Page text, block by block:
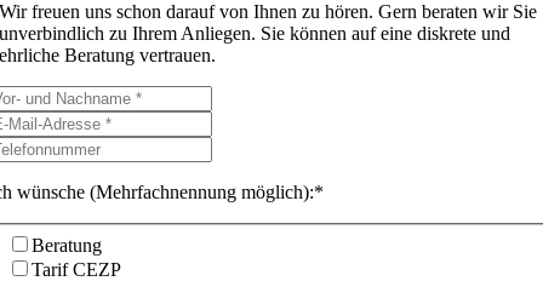
Wir freuen uns schon darauf von Ihnen zu hören. Gern beraten wir Sie
unverbindlich zu Ihrem Anliegen. Sie können auf eine diskrete und
ehrliche Beratung vertrauen.
wünsche (Mehrfachnennung möglich):*
Beratung
Tarif CEZP